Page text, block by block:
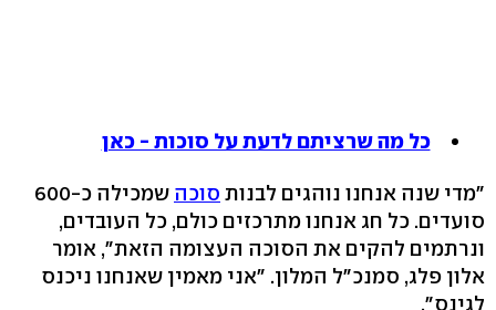
כל מה שרציתם לדעת על סוכות - כאן
"מדי שנה אנחנו נוהגים לבנות סוכה
שמכילה כ-600
סועדים. כל חג אנחנו מתרכזים כולם, כל העובדים,
ונרתמים להקים את הסוכה העצומה הזאת", אומר
אלון פלג, סמנכ"ל המלון. "אני מאמין שאנחנו ניכנס
לגינס".